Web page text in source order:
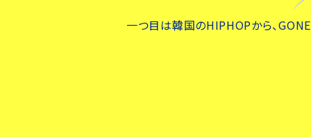
一つ目は韓国のHIPHOPから、